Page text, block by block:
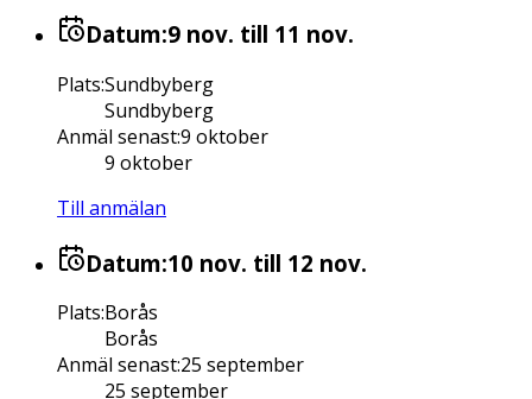
Datum:9 nov. till 11 nov.
Plats:Sundbyberg
Sundbyberg
Anmäl senast:9 oktober
9 oktober
Till anmälan
Datum:10 nov. till 12 nov.
Plats:Borås
Borås
Anmäl senast:25 september
25 september